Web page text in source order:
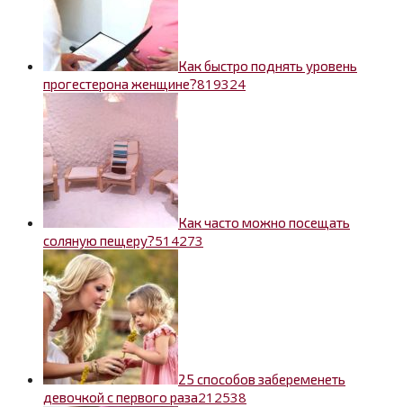
Как быстро поднять уровень
прогестерона женщине?819324
Как часто можно посещать
соляную пещеру?514273
25 способов забеременеть
девочкой с первого раза212538